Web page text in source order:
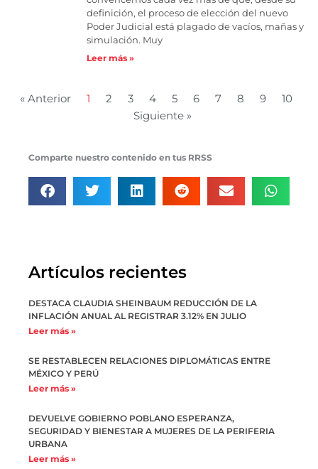
definición, el proceso de elección del nuevo
Poder Judicial está plagado de vacíos, mañas y
simulación. Muy
Leer más »
« Anterior 1 2 3 4 5 6 7 8 9
10
Siguiente »
Comparte nuestro contenido en tus RRSS
Artículos recientes
DESTACA CLAUDIA SHEINBAUM REDUCCIÓN DE LA
INFLACIÓN ANUAL AL REGISTRAR 3.12% EN JULIO
Leer más »
SE RESTABLECEN RELACIONES DIPLOMÁTICAS ENTRE
MÉXICO Y PERÚ
Leer más »
DEVUELVE GOBIERNO POBLANO ESPERANZA,
SEGURIDAD Y BIENESTAR A MUJERES DE LA PERIFERIA
URBANA
Leer más »